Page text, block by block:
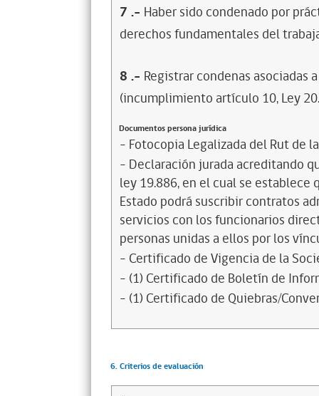
7 .- Haber sido condenado por
derechos fundamentales del
8 .- Registrar condenas asociadas
(incumplimiento artículo 10, Ley
Documentos persona jurídica
- Fotocopia Legalizada del Rut de
- Declaración jurada acreditando
ley 19.886, en el cual se
Estado podrá suscribir contratos
servicios con los funcionarios
personas unidas a ellos por los
- Certificado de Vigencia de la
- (1) Certificado de Boletín de
- (1) Certificado de Quiebras/
6. Criterios de evaluación